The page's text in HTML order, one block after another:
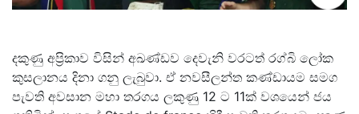
දකුණු අප්‍රිකාව විසින් අඛණ්ඩව දෙවැනි වරටත් රග්බි ලෝක
කුසලානය දිනා ගනු ලැබුවා. ඒ නවසීලන්ත කණ්ඩායම සමග
පැවති අවසාන මහා තරගය ලකුණු 12 ට 11ක් වශයෙන් ජය